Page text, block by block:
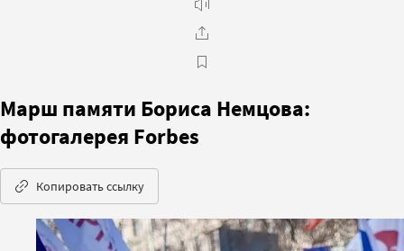
Марш памяти Бориса Немцова:
фотогалерея Forbes
Копировать ссылку